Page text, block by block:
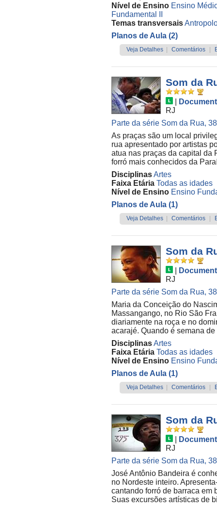
Nível de Ensino Ensino
Fundamental II
Temas transversais
Planos de Aula (2)
Veja Detalhes Comentários
Som da
RJ
Parte da série Som da Rua,
As praças são um local
rua apresentado por artistas
atua nas praças da capital da
forró mais conhecidos da
DisciplinasArtes
Faixa Etária Todas as idades
Nível de Ensino Ensino
Planos de Aula (1)
Veja Detalhes Comentários
Som da
RJ
Parte da série Som da Rua,
Maria da Conceição do
Massangango, no Rio São
diariamente na roça e no
acarajé. Quando é semana
DisciplinasArtes
Faixa Etária Todas as idades
Nível de Ensino Ensino
Planos de Aula (1)
Veja Detalhes Comentários
Som da
RJ
Parte da série Som da Rua,
José Antônio Bandeira é
no Nordeste inteiro.
cantando forró de barraca em
Suas excursões artísticas de